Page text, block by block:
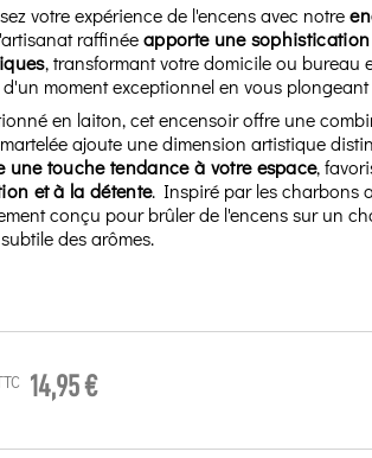
votre expérience de l'encens avec notre
raffinéeapporte une
, transformant votre domicile ou bureau
d'un moment exceptionnel en vous
en laiton, cet encensoir offre une
ajoute une dimension artistique
une touche tendance à votre espace,
et à la détente. Inspiré par les charbons
conçu pour brûler de l'encens sur un
des arômes.
14,95 €